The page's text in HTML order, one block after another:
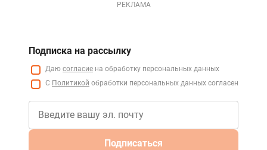
РЕКЛАМА
Подписка на рассылку
Даю согласие на обработку персональных данных
С Политикой обработки персональных данных согласен
Подписаться